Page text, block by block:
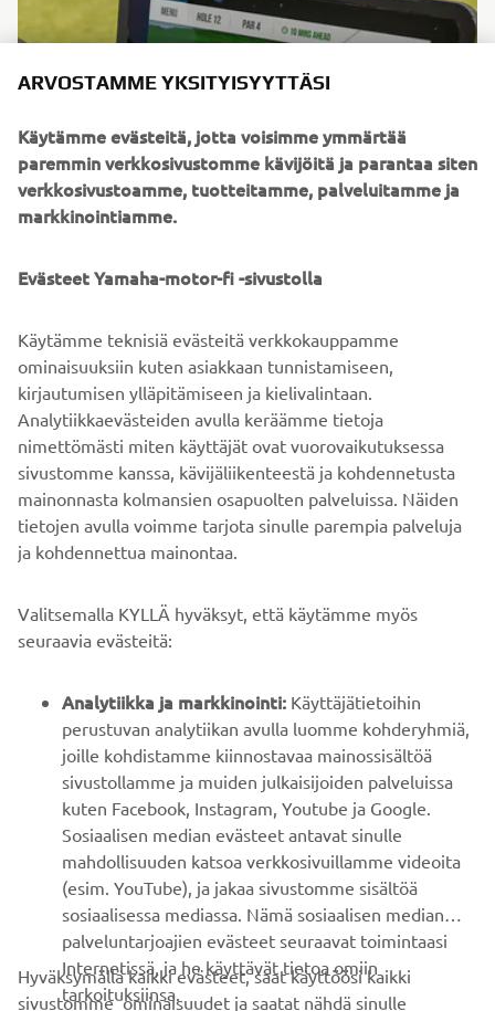
YAMATRACK
LISÄTIETOJA
B2B
YAMAHA MUUALLA
ASIAKASTUKI
UUTISKIRJE
Ole ensimmäinen, joka kuulee uusimmista tarjouksista,
erikoistapahtumista, uusista julkaisuista ja paljon muuta...
ARVOSTAMME YKSITYISYYTTÄSI
Käytämme evästeitä, jotta voisimme ymmärtää
paremmin verkkosivustomme kävijöitä ja parantaa siten
verkkosivustoamme, tuotteitamme, palveluitamme ja
markkinointiamme.
Evästeet Yamaha-motor-fi -sivustolla
Käytämme teknisiä evästeitä verkkokauppamme
ominaisuuksiin kuten asiakkaan tunnistamiseen,
kirjautumisen ylläpitämiseen ja kielivalintaan.
Analytiikkaevästeiden avulla keräämme tietoja
nimettömästi miten käyttäjät ovat vuorovaikutuksessa
sivustomme kanssa, kävijäliikenteestä ja kohdennetusta
mainonnasta kolmansien osapuolten palveluissa. Näiden
tietojen avulla voimme tarjota sinulle parempia palveluja
ja kohdennettua mainontaa.
Valitsemalla KYLLÄ hyväksyt, että käytämme myös
seuraavia evästeitä:
Analytiikka ja markkinointi: Käyttäjätietoihin
perustuvan analytiikan avulla luomme kohderyhmiä,
joille kohdistamme kiinnostavaa mainossisältöä
sivustollamme ja muiden julkaisijoiden palveluissa
kuten Facebook, Instagram, Youtube ja Google.
Sosiaalisen median evästeet antavat sinulle
mahdollisuuden katsoa verkkosivuillamme videoita
(esim. YouTube), ja jakaa sivustomme sisältöä
sosiaalisessa mediassa. Nämä sosiaalisen median
palveluntarjoajien evästeet seuraavat toimintaasi
Internetissä, ja he käyttävät tietoa omiin
tarkoituksiinsa.
Hyväksymällä kaikki evästeet, saat käyttöösi kaikki
sivustomme ominaisuudet ja saatat nähdä sinulle